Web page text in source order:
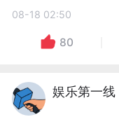
08-18 02:50
80
娱乐第一线